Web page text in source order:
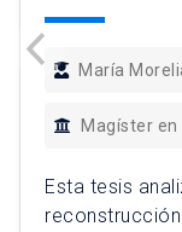
María
Magíster en
Esta tesis